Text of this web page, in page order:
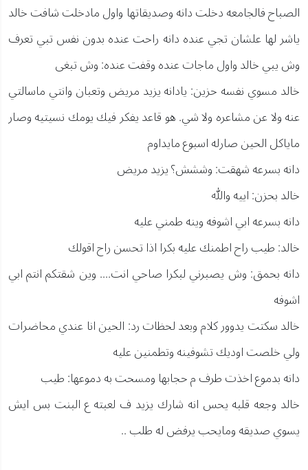
الصباح فالجامعه دخلت دانه وصديقاتها واول مادخلت شافت خالد
ياشر لها علشان تجي عنده دانه راحت عنده بدون نفس تبي تعرف
وش يبي خالد واول ماجات عنده وقفت عنده: وش تبغى
خالد مسوي نفسه حزين: يادانه يزيد مريض وتعبان وانتي ماسالتي
عنه ولا عن مشاعره ولا شي. هو قاعد يفكر فيك يومك نسيتيه وصار
ماياكل الحين صارله اسبوع مايداوم
دانه بسرعه شهقت: وششش؟ يزيد مريض
خالد بحزن: اييه والله
دانه بسرعه ابي اشوفه وينه طمني عليه
خالد: طيب راح اطمنك عليه بكرا اذا تحسن راح اقولك
دانه بحمق: وش يصبرني لبكرا صاحي انت.... وين شقتكم انتم ابي
اشوفه
خالد سكتت يدوور كلام وبعد لحظات رد: الحين انا عندي محاضرات
ولي خلصت اوديك تشوفينه وتطمنين عليه
دانه بدموع اخذت طرف م حجابها ومسحت به دموعها: طيب
خالد وجعه قلبه يحس انه شارك يزيد ف لعبته ع البنت بس ايش
يسوي صديقه ومايحب يرفض له طلب ..